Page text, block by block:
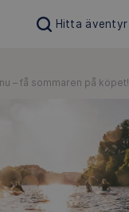
Hitta äventyr
– få sommaren på köpet!